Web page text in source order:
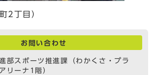
2丁目）
お問い合わせ
部スポーツ推進課（わかくさ・プラ
リーナ1階）